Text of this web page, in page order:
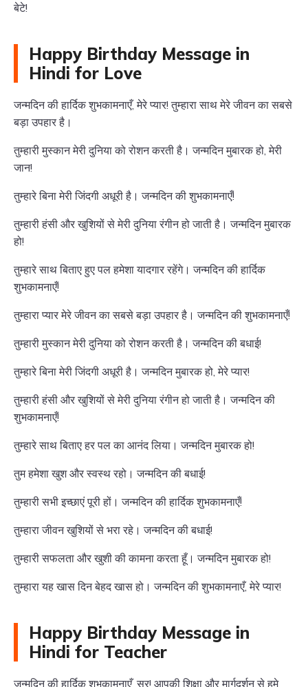
बेटे!
Happy Birthday Message in
Hindi for Love
जन्मदिन की हार्दिक शुभकामनाएँ, मेरे प्यार! तुम्हारा साथ मेरे जीवन का सबसे
बड़ा उपहार है।
तुम्हारी मुस्कान मेरी दुनिया को रोशन करती है। जन्मदिन मुबारक हो, मेरी
जान!
तुम्हारे बिना मेरी जिंदगी अधूरी है। जन्मदिन की शुभकामनाएँ!
तुम्हारी हंसी और खुशियों से मेरी दुनिया रंगीन हो जाती है। जन्मदिन मुबारक
हो!
तुम्हारे साथ बिताए हुए पल हमेशा यादगार रहेंगे। जन्मदिन की हार्दिक
शुभकामनाएँ!
तुम्हारा प्यार मेरे जीवन का सबसे बड़ा उपहार है। जन्मदिन की शुभकामनाएँ!
तुम्हारी मुस्कान मेरी दुनिया को रोशन करती है। जन्मदिन की बधाई!
तुम्हारे बिना मेरी जिंदगी अधूरी है। जन्मदिन मुबारक हो, मेरे प्यार!
तुम्हारी हंसी और खुशियों से मेरी दुनिया रंगीन हो जाती है। जन्मदिन की
शुभकामनाएँ!
तुम्हारे साथ बिताए हर पल का आनंद लिया। जन्मदिन मुबारक हो!
तुम हमेशा खुश और स्वस्थ रहो। जन्मदिन की बधाई!
तुम्हारी सभी इच्छाएं पूरी हों। जन्मदिन की हार्दिक शुभकामनाएँ!
तुम्हारा जीवन खुशियों से भरा रहे। जन्मदिन की बधाई!
तुम्हारी सफलता और खुशी की कामना करता हूँ। जन्मदिन मुबारक हो!
तुम्हारा यह खास दिन बेहद खास हो। जन्मदिन की शुभकामनाएँ, मेरे प्यार!
Happy Birthday Message in
Hindi for Teacher
जन्मदिन की हार्दिक शुभकामनाएँ, सर! आपकी शिक्षा और मार्गदर्शन से हमे